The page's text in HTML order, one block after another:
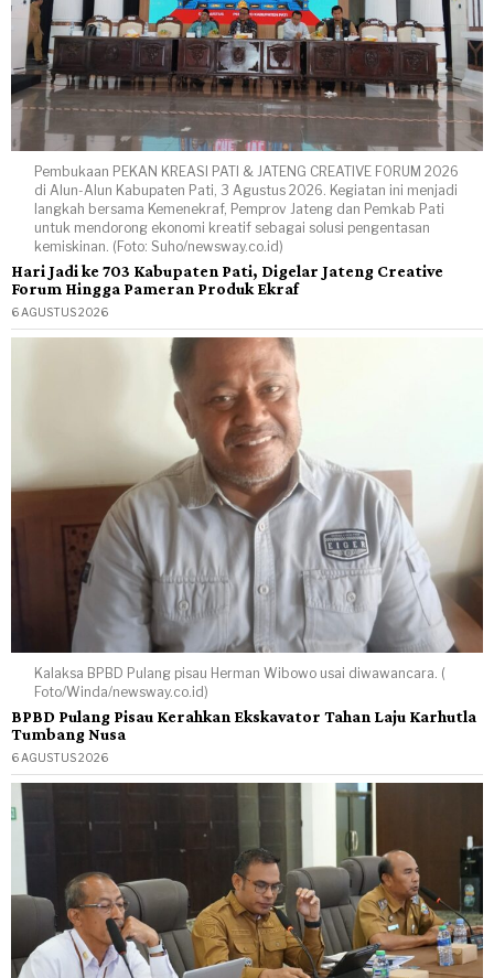
Pembukaan PEKAN KREASI PATI & JATENG CREATIVE FORUM 2026
di Alun-Alun Kabupaten Pati, 3 Agustus 2026. Kegiatan ini menjadi
langkah bersama Kemenekraf, Pemprov Jateng dan Pemkab Pati
untuk mendorong ekonomi kreatif sebagai solusi pengentasan
kemiskinan. (Foto: Suho/newsway.co.id)
Hari Jadi ke 703 Kabupaten Pati, Digelar Jateng Creative
Forum Hingga Pameran Produk Ekraf
6 AGUSTUS 2026
Kalaksa BPBD Pulang pisau Herman Wibowo usai diwawancara. (
Foto/Winda/newsway.co.id)
BPBD Pulang Pisau Kerahkan Ekskavator Tahan Laju Karhutla
Tumbang Nusa
6 AGUSTUS 2026